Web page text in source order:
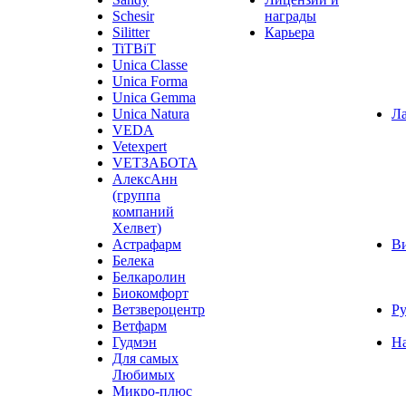
Schesir
Silitter
TiTBiT
Unica Classe
Unica Forma
Unica Gemma
Unica Natura
VEDA
Vetexpert
VETЗАБОТА
АлексАнн
(группа
компаний
Хелвет)
Астрафарм
Белека
Белкаролин
Биокомфорт
Ветзвероцентр
Ветфарм
Гудмэн
Для самых
Любимых
Микро-плюс
награды
Карьера